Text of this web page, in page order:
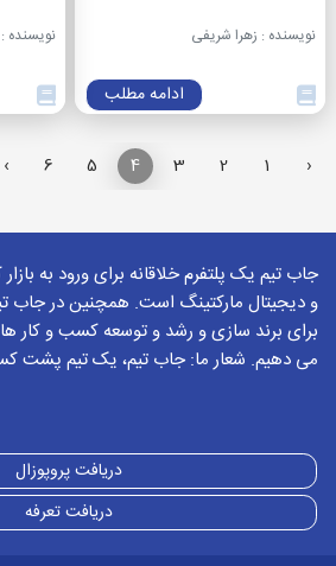
نویسنده : زهرا شریفی
ادامه مطلب
نویسنده
‹
1
2
3
4
5
6
›
جاب تیم یک پلتفرم خلاقانه برای ورود به
و دیجیتال مارکتینگ است. همچنین در جاب
برای برند سازی و رشد و توسعه کسب و کار
می دهیم. شعار ما: جاب تیم، یک تیم پشت
دریافت پروپوزال
دریافت تعرفه